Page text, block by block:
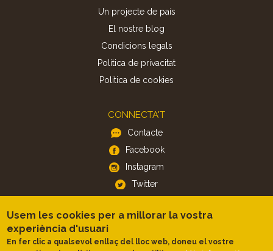
Un projecte de país
El nostre blog
Condicions legals
Política de privacitat
Politica de cookies
CONNECTA'T
Contacte
Facebook
Instagram
Twitter
APP
iOS
Usem les cookies per a millorar la vostra
experiència d'usuari
En fer clic a qualsevol enllaç del lloc web, doneu el vostre